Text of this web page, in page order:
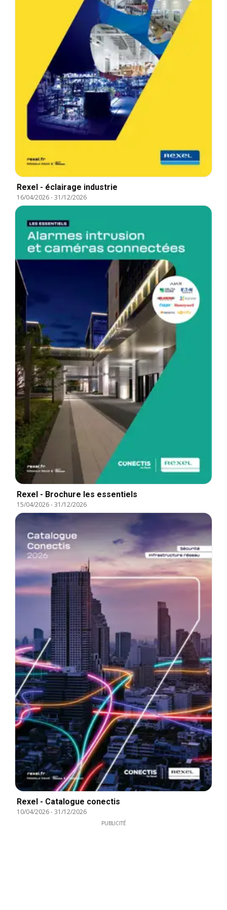
Rexel - éclairage industrie
16/04/2026-31/12/2026
Rexel - Brochure les essentiels
15/04/2026-31/12/2026
Rexel - Catalogue conectis
10/04/2026-31/12/2026
PUBLICITÉ